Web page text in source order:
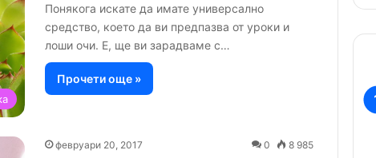
Понякога искате да имате универсално
средство, което да ви предпазва от уроки и
лоши очи. Е, ще ви зарадваме с…
Прочети още »
февруари 20, 2017 0 8 985